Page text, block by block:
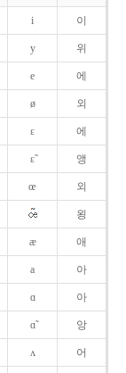
i 이
y 위
e 에
ø 외
ɛ 에
ɛ̃ 앵
œ 외
욍
æ 애
a 아
ɑ 아
ɑ̃ 앙
ʌ 어